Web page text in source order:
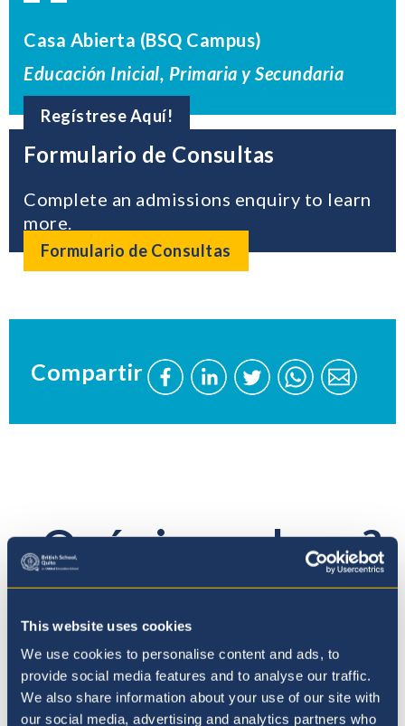
This website uses cookies
We use cookies to personalise content and ads, to
provide social media features and to analyse our traffic.
We also share information about your use of our site with
our social media, advertising and analytics partners who
Casa Abierta (BSQ Campus)
Educación Inicial, Primaria y Secundaria
Regístrese Aquí!
Formulario de Consultas
Complete an admissions enquiry to learn
more.
Formulario de Consultas
Compartir
esta esta esta este
WhatsApp
este
¿Qué sigue ahora?